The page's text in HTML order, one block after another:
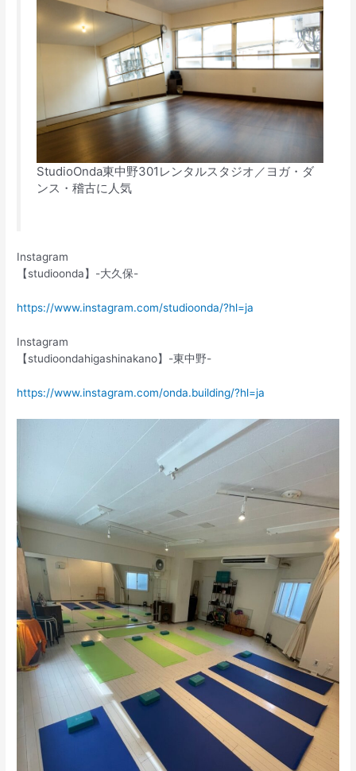
StudioOnda東中野301レンタルスタジオ／ヨガ・ダ
ンス・稽古に人気
Instagram
【studioonda】-大久保-
https://www.instagram.com/studioonda/?hl=ja
Instagram
【studioondahigashinakano】-東中野-
https://www.instagram.com/onda.building/?hl=ja